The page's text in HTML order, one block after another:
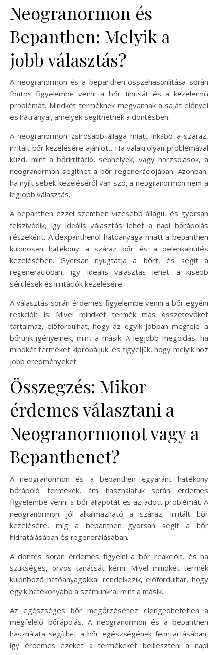
Neogranormon és
Bepanthen: Melyik a
jobb választás?
A neogranormon és a bepanthen összehasonlítása során
fontos figyelembe venni a bőr típusát és a kezelendő
problémát. Mindkét terméknek megvannak a saját előnyei
és hátrányai, amelyek segíthetnek a döntésben.
A neogranormon zsírosabb állaga miatt inkább a száraz,
irritált bőr kezelésére ajánlott. Ha valaki olyan problémával
küzd, mint a bőrirritáció, sebhelyek, vagy horzsolások, a
neogranormon segíthet a bőr regenerációjában. Azonban,
ha nyílt sebek kezeléséről van szó, a neogranormon nem a
legjobb választás.
A bepanthen ezzel szemben vizesebb állagú, és gyorsan
felszívódik, így ideális választás lehet a napi bőrápolás
részeként. A dexpanthenol hatóanyaga miatt a bepanthen
különösen hatékony a száraz bőr és a pelenkakiütés
kezelésében. Gyorsan nyugtatja a bőrt, és segít a
regenerációban, így ideális választás lehet a kisebb
sérülések és irritációk kezelésére.
A választás során érdemes figyelembe venni a bőr egyéni
reakcióit is. Mivel mindkét termék más összetevőket
tartalmaz, előfordulhat, hogy az egyik jobban megfelel a
bőrünk igényeinek, mint a másik. A legjobb megoldás, ha
mindkét terméket kipróbáljuk, és figyeljük, hogy melyik hoz
jobb eredményeket.
Összegzés: Mikor
érdemes választani a
Neogranormonot vagy a
Bepanthenet?
A neogranormon és a bepanthen egyaránt hatékony
bőrápoló termékek, ám használatuk során érdemes
figyelembe venni a bőr állapotát és az adott problémát. A
neogranormon jól alkalmazható a száraz, irritált bőr
kezelésére, míg a bepanthen gyorsan segít a bőr
hidratálásában és regenerálásában.
A döntés során érdemes figyelni a bőr reakcióit, és ha
szükséges, orvos tanácsát kérni. Mivel mindkét termék
különböző hatóanyagokkal rendelkezik, előfordulhat, hogy
egyik hatékonyabb a számunkra, mint a másik.
Az egészséges bőr megőrzéséhez elengedhetetlen a
megfelelő bőrápolás. A neogranormon és a bepanthen
használata segíthet a bőr egészségének fenntartásában,
így érdemes ezeket a termékeket beilleszteni a napi